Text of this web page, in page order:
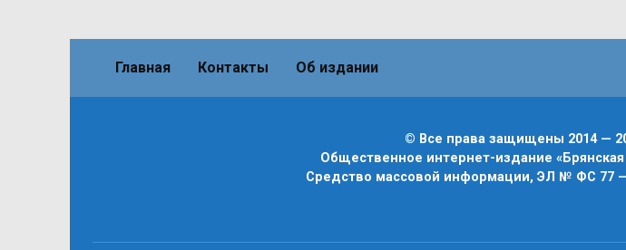
Главная Контакты Об издании
© Все права защищены 2014 —
Общественное интернет-издание
Средство массовой информации, ЭЛ № ФС 77